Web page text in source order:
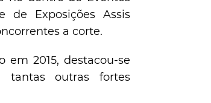
de Exposições Assis
a corte.
em 2015, destacou-se
outras fortes